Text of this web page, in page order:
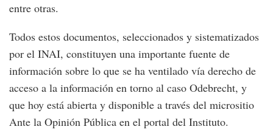
entre otras.
Todos estos documentos, seleccionados y sistematizados
por el INAI, constituyen una importante fuente de
información sobre lo que se ha ventilado vía derecho de
acceso a la información en torno al caso Odebrecht, y
que hoy está abierta y disponible a través del micrositio
Ante la Opinión Pública en el portal del Instituto.